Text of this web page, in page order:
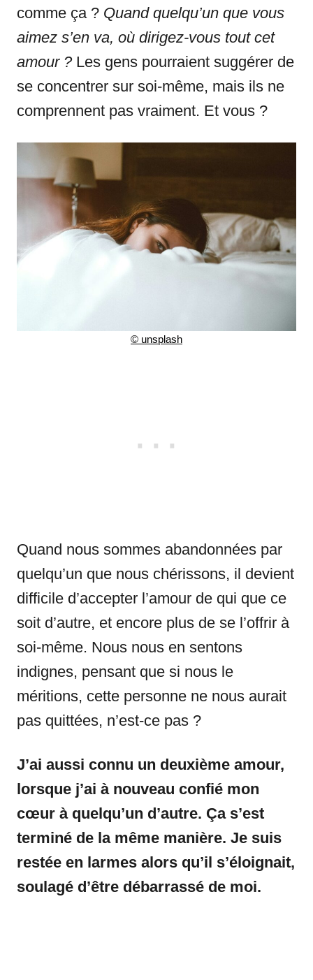
comme ça ? Quand quelqu’un que vous
aimez s’en va, où dirigez-vous tout cet
amour ? Les gens pourraient suggérer de
se concentrer sur soi-même, mais ils ne
comprennent pas vraiment. Et vous ?
© unsplash
Quand nous sommes abandonnées par
quelqu’un que nous chérissons, il devient
difficile d’accepter l’amour de qui que ce
soit d’autre, et encore plus de se l’offrir à
soi-même. Nous nous en sentons
indignes, pensant que si nous le
méritions, cette personne ne nous aurait
pas quittées, n’est-ce pas ?
J’ai aussi connu un deuxième amour,
lorsque j’ai à nouveau confié mon
cœur à quelqu’un d’autre. Ça s’est
terminé de la même manière. Je suis
restée en larmes alors qu’il s’éloignait,
soulagé d’être débarrassé de moi.